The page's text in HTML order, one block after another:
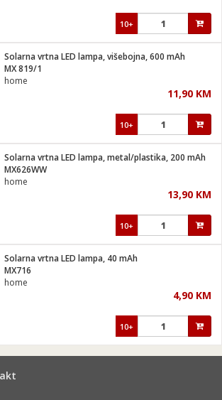
10+
Solarna vrtna LED lampa, višebojna, 600 mAh
MX 819/1
home
11,90 KM
10+
Solarna vrtna LED lampa, metal/plastika, 200 mAh
MX626WW
home
13,90 KM
10+
Solarna vrtna LED lampa, 40 mAh
MX716
home
4,90 KM
10+